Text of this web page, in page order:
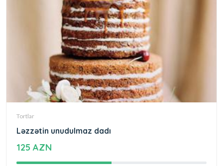
Tortlar
Ləzzətin unudulmaz dadı
125 AZN